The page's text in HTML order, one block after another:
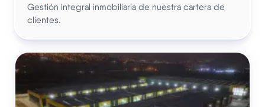
Gestión integral inmobiliaria de nuestra cartera de
clientes.